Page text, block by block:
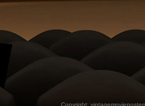
Copyright: